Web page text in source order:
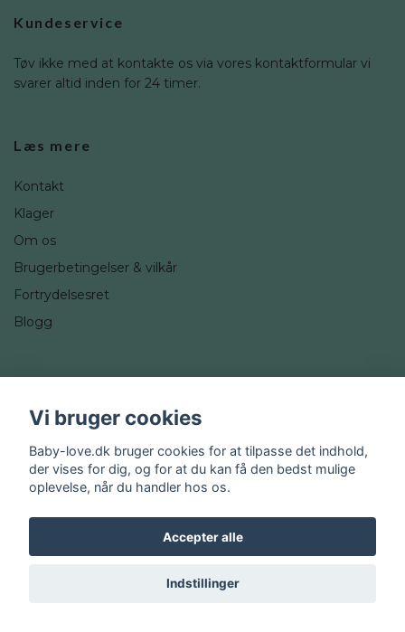
Kundeservice
Tøv ikke med at kontakte os via vores kontaktformular vi
svarer altid inden for 24 timer.
Læs mere
Kontakt
Klager
Om os
Brugerbetingelser & vilkår
Fortrydelsesret
Blogg
Instagram
© 2026 Baby-love.dk
Vi bruger cookies
Baby-love.dk bruger cookies for at tilpasse det indhold,
der vises for dig, og for at du kan få den bedst mulige
oplevelse, når du handler hos os.
Accepter alle
Indstillinger